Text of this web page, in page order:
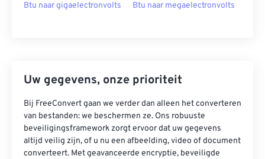
Btu naar gigaelectronvolts Btu naar megaelectronvolts
Uw gegevens, onze prioriteit
Bij FreeConvert gaan we verder dan alleen het converteren
van bestanden: we beschermen ze. Ons robuuste
beveiligingsframework zorgt ervoor dat uw gegevens
altijd veilig zijn, of u nu een afbeelding, video of document
converteert. Met geavanceerde encryptie, beveiligde